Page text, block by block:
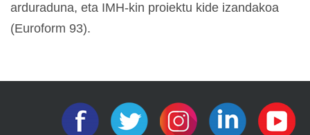
arduraduna, eta IMH-kin proiektu kide izandakoa
(Euroform 93).